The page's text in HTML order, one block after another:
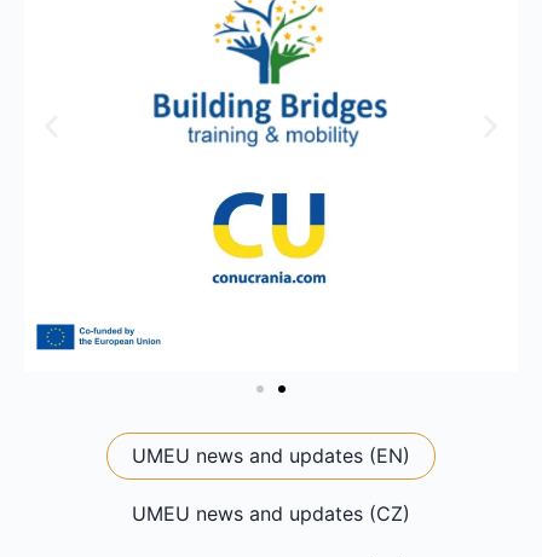
UMEU news and updates (EN)
UMEU news and updates (CZ)